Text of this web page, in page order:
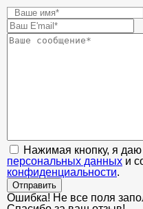
Нажимая кнопку, я даю
персональных данных и
конфиденциальности.
Отправить
Ошибка! Не все поля